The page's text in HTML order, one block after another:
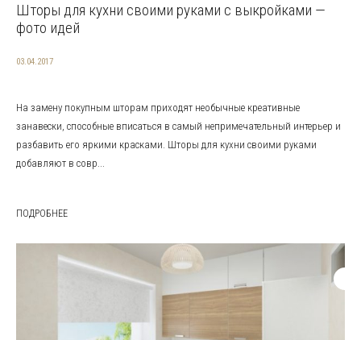
Шторы для кухни своими руками с выкройками —
фото идей
03.04.2017
На замену покупным шторам приходят необычные креативные
занавески, способные вписаться в самый непримечательный интерьер и
разбавить его яркими красками. Шторы для кухни своими руками
добавляют в совр...
ПОДРОБНЕЕ